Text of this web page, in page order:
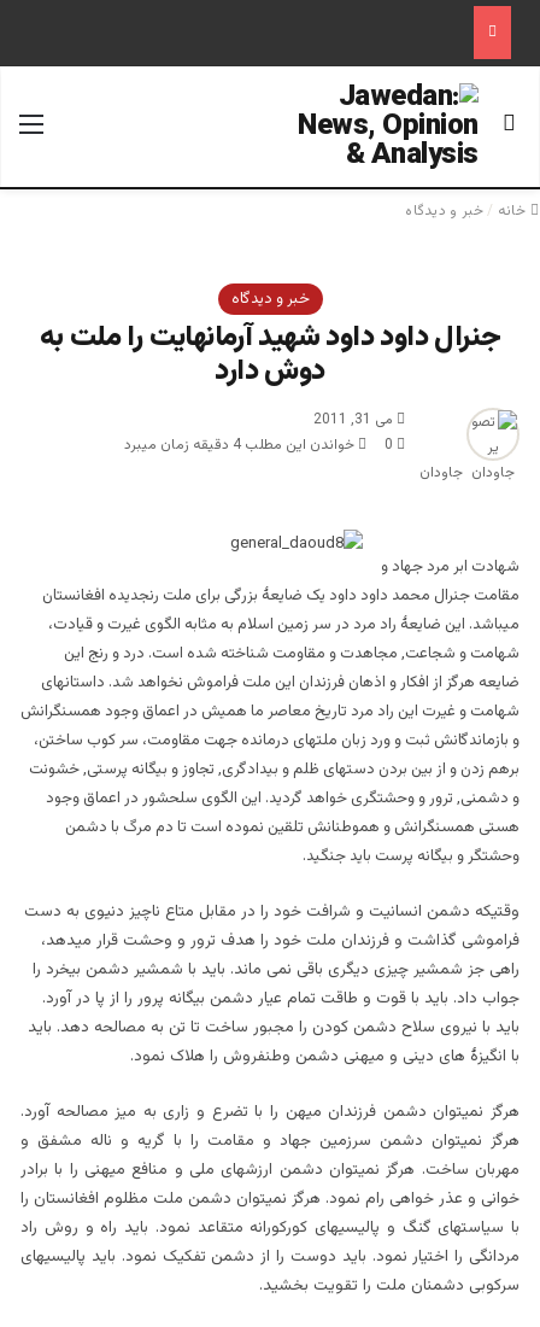
جستجو برای
خانه /خبر و دیدگاه
خبر و دیدگاه
جنرال داود داود شهید آرمانهایت را ملت به
دوش دارد
جاودان
می 31, 2011
0
خواندن این مطلب 4 دقیقه زمان میبرد
شهادت ابر مرد جهاد و
مقامت جنرال محمد داود داود یک ضایعۀ بزرگی برای ملت رنجدیده افغانستان
میباشد. این ضایعۀ راد مرد در سر زمین اسلام به مثابه الگوی غیرت و قیادت،
شهامت و شجاعت, مجاهدت و مقاومت شناخته شده است. درد و رنج این
ضایعه هرگز از افکار و اذهان فرزندان این ملت فراموش نخواهد شد. داستانهای
شهامت و غیرت این راد مرد تاریخ معاصر ما همیش در اعماق وجود همسنگرانش
و بازماندگانش ثبت و ورد زبان ملتهای درمانده جهت مقاومت، سر کوب ساختن،
برهم زدن و از بین بردن دستهای ظلم و بیدادگری, تجاوز و بیگانه پرستی, خشونت
و دشمنی, ترور و وحشتگری خواهد گردید. این الگوی سلحشور در اعماق وجود
هستی همسنگرانش و هموطنانش تلقین نموده است تا دم مرگ با دشمن
وحشتگر و بیگانه پرست باید جنگید.
وقتیکه دشمن انسانیت و شرافت خود را در مقابل متاع ناچیز دنیوی به دست
فراموشی گذاشت و فرزندان ملت خود را هدف ترور و وحشت قرار میدهد،
راهی جز شمشیر چیزی دیگری باقی نمی ماند. باید با شمشیر دشمن بیخرد را
جواب داد. باید با قوت و طاقت تمام عیار دشمن بیگانه پرور را از پا در آورد.
باید با نیروی سلاح دشمن کودن را مجبور ساخت تا تن به مصالحه دهد. باید
با انگیزۀ های دینی و میهنی دشمن وطنفروش را هلاک نمود.
هرگز نمیتوان دشمن فرزندان میهن را با تضرع و زاری به میز مصالحه آورد.
هرگز نمیتوان دشمن سرزمین جهاد و مقامت را با گریه و ناله مشفق و
مهربان ساخت. هرگز نمیتوان دشمن ارزشهای ملی و منافع میهنی را با برادر
خوانی و عذر خواهی رام نمود. هرگز نمیتوان دشمن ملت مظلوم افغانستان را
با سیاستهای گنگ و پالیسیهای کورکورانه متقاعد نمود. باید راه و روش راد
مردانگی را اختیار نمود. باید دوست را از دشمن تفکیک نمود. باید پالیسیهای
سرکوبی دشمنان ملت را تقویت بخشید.